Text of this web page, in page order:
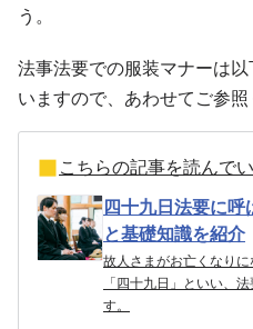
う。
法事法要での服装マナーは
いますので、あわせてご参照
こちらの記事を読んで
四十九日法要に
と基礎知識を紹介
故人さまがお亡くなり
「四十九日」といい、
す。